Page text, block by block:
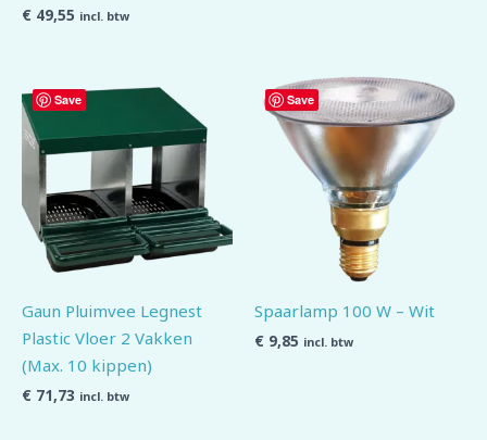
€ 49,55 incl. btw
Save
Gaun Pluimvee Legnest
Plastic Vloer 2 Vakken
(Max. 10 kippen)
€ 71,73 incl. btw
Save
Spaarlamp 100 W – Wit
€ 9,85 incl. btw